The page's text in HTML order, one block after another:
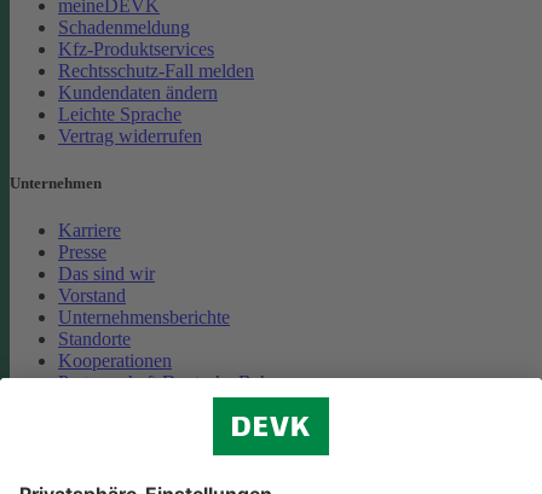
meineDEVK
Schadenmeldung
Kfz-Produktservices
Rechtsschutz-Fall melden
Kundendaten ändern
Leichte Sprache
Vertrag widerrufen
Unternehmen
Karriere
Presse
Das sind wir
Vorstand
Unternehmensberichte
Standorte
Kooperationen
Partnerschaft Deutsche Bahn